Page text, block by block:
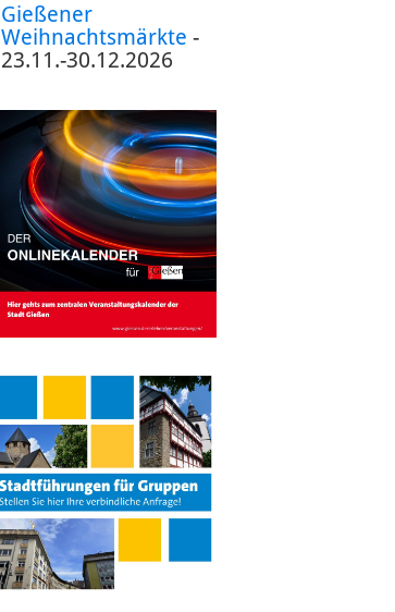
Gießener
Weihnachtsmärkte -
23.11.-30.12.2026